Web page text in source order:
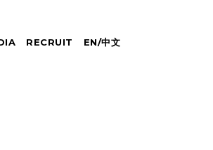
RECRUIT EN/中文